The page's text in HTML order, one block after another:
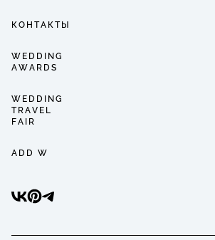
КОНТАКТЫ
WEDDING
AWARDS
WEDDING
TRAVEL
FAIR
ADD W